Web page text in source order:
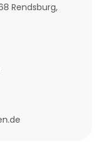
Rendsburg,